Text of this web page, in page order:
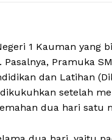
1 Kauman
Pramuka
dan Latihan
setelah
dua hari satu